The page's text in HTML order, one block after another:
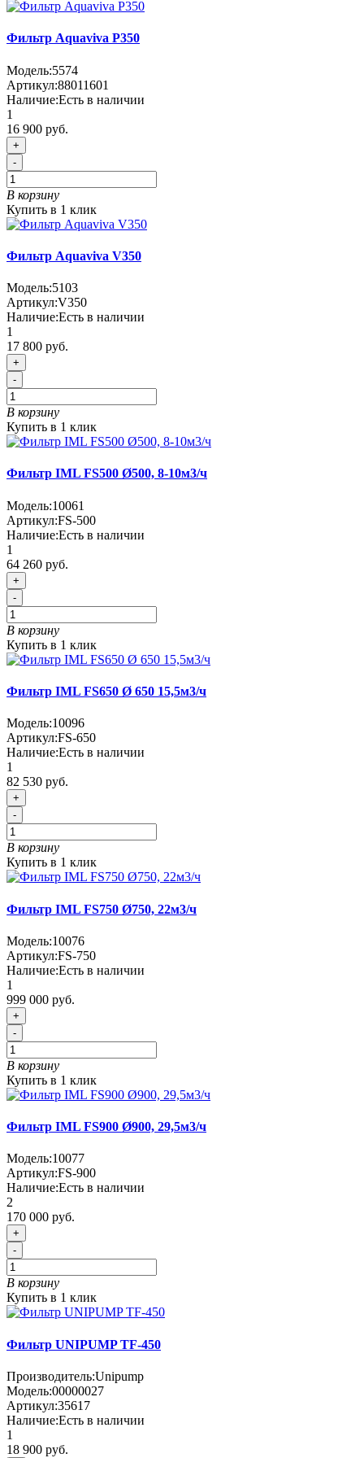
Фильтр Aquaviva P350
Модель:5574
Артикул:88011601
Наличие:Есть в наличии
1
16 900 руб.
+
-
В корзину
Купить в 1 клик
Фильтр Aquaviva V350
Модель:5103
Артикул:V350
Наличие:Есть в наличии
1
17 800 руб.
+
-
В корзину
Купить в 1 клик
Фильтр IML FS500 Ø500, 8-10м3/ч
Модель:10061
Артикул:FS-500
Наличие:Есть в наличии
1
64 260 руб.
+
-
В корзину
Купить в 1 клик
Фильтр IML FS650 Ø 650 15,5м3/ч
Модель:10096
Артикул:FS-650
Наличие:Есть в наличии
1
82 530 руб.
+
-
В корзину
Купить в 1 клик
Фильтр IML FS750 Ø750, 22м3/ч
Модель:10076
Артикул:FS-750
Наличие:Есть в наличии
1
999 000 руб.
+
-
В корзину
Купить в 1 клик
Фильтр IML FS900 Ø900, 29,5м3/ч
Модель:10077
Артикул:FS-900
Наличие:Есть в наличии
2
170 000 руб.
+
-
В корзину
Купить в 1 клик
Фильтр UNIPUMP TF-450
Производитель:Unipump
Модель:00000027
Артикул:35617
Наличие:Есть в наличии
1
18 900 руб.